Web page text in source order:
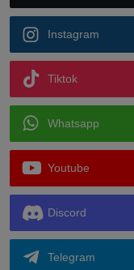
Instagram
Tiktok
Whatsapp
Youtube
Discord
Telegram